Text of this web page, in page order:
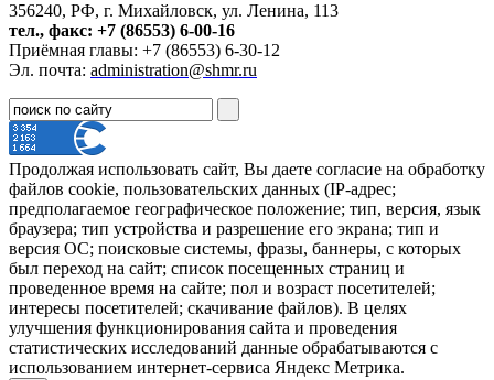
356240, РФ, г. Михайловск, ул. Ленина, 113
тел., факс: +7 (86553) 6-00-16
Приёмная главы: +7 (86553) 6-30-12
Эл. почта: administration@shmr.ru
Продолжая использовать сайт, Вы даете согласие на обработку
файлов cookie, пользовательских данных (IP-адрес;
предполагаемое географическое положение; тип, версия, язык
браузера; тип устройства и разрешение его экрана; тип и
версия ОС; поисковые системы, фразы, баннеры, с которых
был переход на сайт; список посещенных страниц и
проведенное время на сайте; пол и возраст посетителей;
интересы посетителей; скачивание файлов). В целях
улучшения функционирования сайта и проведения
статистических исследований данные обрабатываются с
использованием интернет-сервиса Яндекс Метрика.